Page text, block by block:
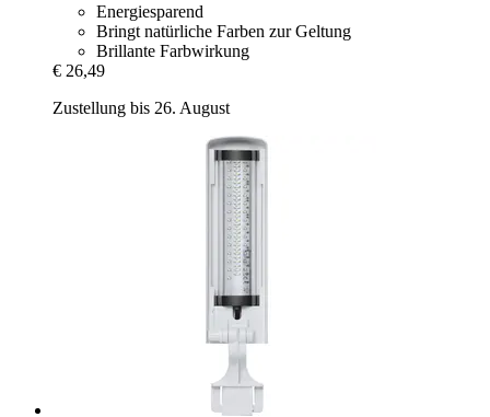
Energiesparend
Bringt natürliche Farben zur Geltung
Brillante Farbwirkung
€ 26,49
Zustellung bis 26. August